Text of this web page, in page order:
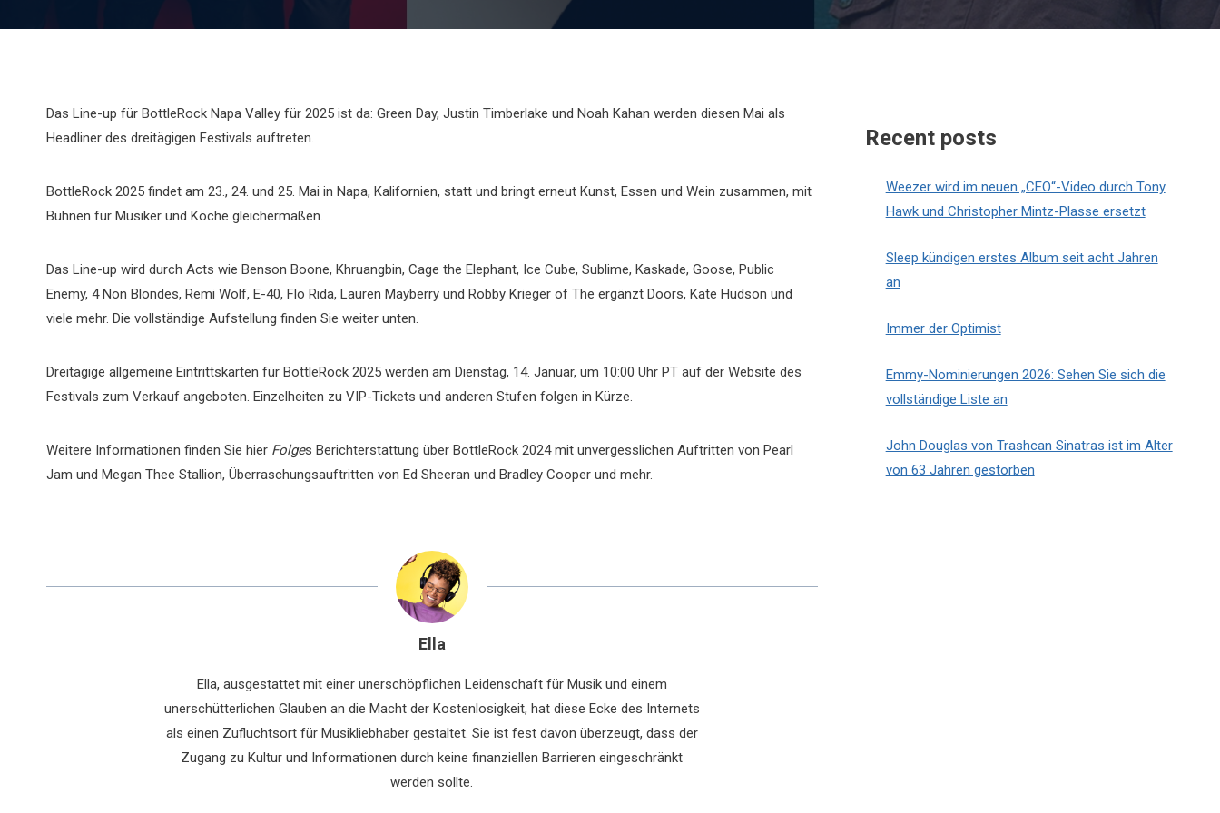
Das Line-up für BottleRock Napa Valley für 2025 ist da: Green Day, Justin Timberlake und Noah Kahan werden diesen Mai als
Headliner des dreitägigen Festivals auftreten.
BottleRock 2025 findet am 23., 24. und 25. Mai in Napa, Kalifornien, statt und bringt erneut Kunst, Essen und Wein zusammen, mit
Bühnen für Musiker und Köche gleichermaßen.
Das Line-up wird durch Acts wie Benson Boone, Khruangbin, Cage the Elephant, Ice Cube, Sublime, Kaskade, Goose, Public
Enemy, 4 Non Blondes, Remi Wolf, E-40, Flo Rida, Lauren Mayberry und Robby Krieger of The ergänzt Doors, Kate Hudson und
viele mehr. Die vollständige Aufstellung finden Sie weiter unten.
Dreitägige allgemeine Eintrittskarten für BottleRock 2025 werden am Dienstag, 14. Januar, um 10:00 Uhr PT auf der Website des
Festivals zum Verkauf angeboten. Einzelheiten zu VIP-Tickets und anderen Stufen folgen in Kürze.
Weitere Informationen finden Sie hier Folges Berichterstattung über BottleRock 2024 mit unvergesslichen Auftritten von Pearl
Jam und Megan Thee Stallion, Überraschungsauftritten von Ed Sheeran und Bradley Cooper und mehr.
Ella
Ella, ausgestattet mit einer unerschöpflichen Leidenschaft für Musik und einem
unerschütterlichen Glauben an die Macht der Kostenlosigkeit, hat diese Ecke des Internets
als einen Zufluchtsort für Musikliebhaber gestaltet. Sie ist fest davon überzeugt, dass der
Zugang zu Kultur und Informationen durch keine finanziellen Barrieren eingeschränkt
werden sollte.
Recent posts
Weezer wird im neuen „CEO“-Video durch Tony
Hawk und Christopher Mintz-Plasse ersetzt
Sleep kündigen erstes Album seit acht Jahren
an
Immer der Optimist
Emmy-Nominierungen 2026: Sehen Sie sich die
vollständige Liste an
John Douglas von Trashcan Sinatras ist im Alter
von 63 Jahren gestorben